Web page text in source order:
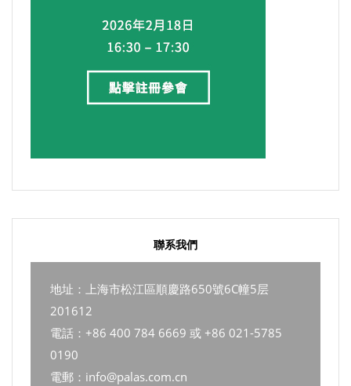
聯系我們
地址：上海市松江區順慶路650號6C幢5层
201612
電話：+86 400 784 6669 或 +86 021-5785
0190
電郵：info@palas.com.cn